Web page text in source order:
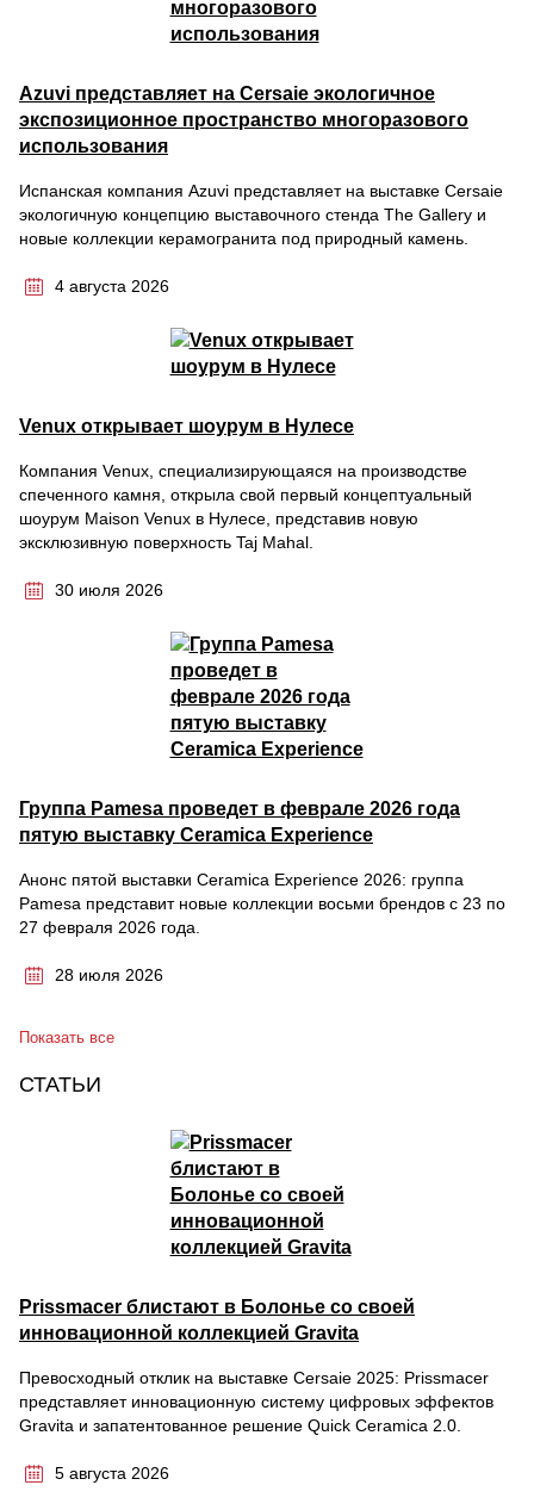
Azuvi представляет на Cersaie экологичное
экспозиционное пространство многоразового
использования
Испанская компания Azuvi представляет на выставке Cersaie
экологичную концепцию выставочного стенда The Gallery и
новые коллекции керамогранита под природный камень.
4 августа 2026
Venux открывает шоурум в Нулесе
Компания Venux, специализирующаяся на производстве
спеченного камня, открыла свой первый концептуальный
шоурум Maison Venux в Нулесе, представив новую
эксклюзивную поверхность Taj Mahal.
30 июля 2026
Группа Pamesa проведет в феврале 2026 года
пятую выставку Ceramica Experience
Анонс пятой выставки Ceramica Experience 2026: группа
Pamesa представит новые коллекции восьми брендов с 23 по
27 февраля 2026 года.
28 июля 2026
Показать все
СТАТЬИ
Prissmacer блистают в Болонье со своей
инновационной коллекцией Gravita
Превосходный отклик на выставке Cersaie 2025: Prissmacer
представляет инновационную систему цифровых эффектов
Gravita и запатентованное решение Quick Ceramica 2.0.
5 августа 2026